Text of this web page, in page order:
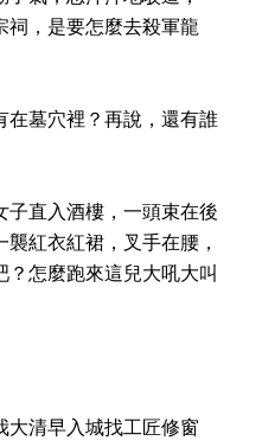
祠，是要怎麼去殺軍龍
在墓穴裡？再說，還有誰
直入酒樓，一頭束在後
紅衣紅裙，叉手在腰，
怎麼跑來這兒大吼大叫
大清早入城找工匠修窗